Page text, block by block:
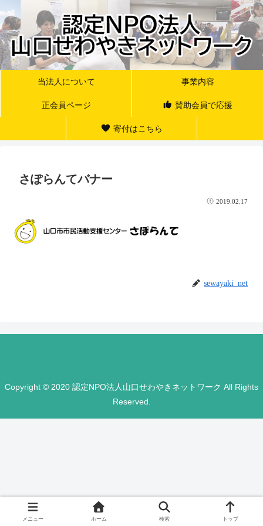
当法人について 事業内容
正会員ページ 賛助会員で応援
寄付はこちら
さぽらんてバナー
2019.02.17
sewayaki_net
Copyright © 2020 認定NPO法人山口せわやきネットワーク All Rights
Reserved.
メニュー ホーム 検索 トップ